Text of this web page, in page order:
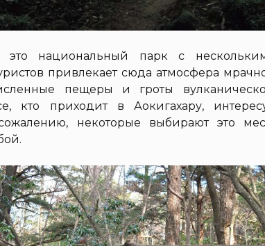
это национальный парк с
привлекает сюда атмосфера
пещеры и гроты
кто приходит в Аокигахару,
некоторые выбирают это